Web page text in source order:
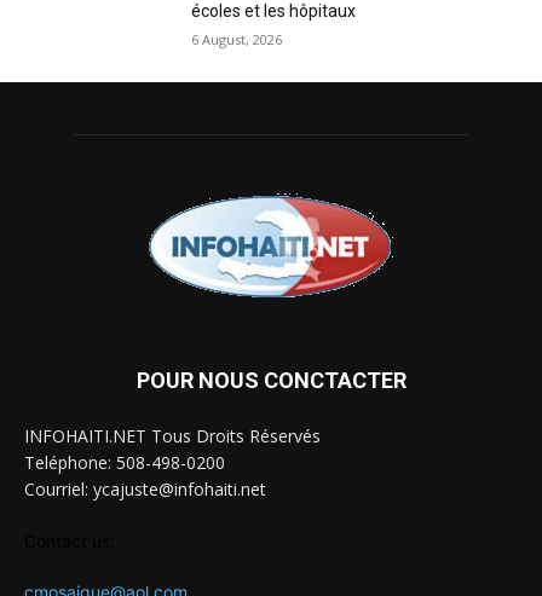
écoles et les hôpitaux
6 August, 2026
POUR NOUS CONCTACTER
INFOHAITI.NET Tous Droits Réservés
Teléphone: 508-498-0200
Courriel: ycajuste@infohaiti.net